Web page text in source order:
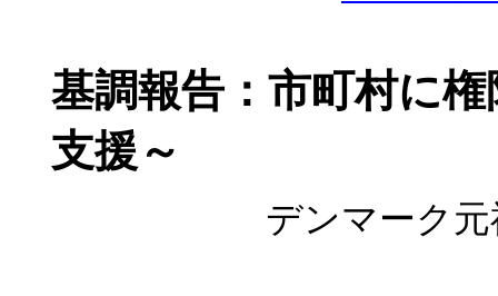
基調報告：市町村に
支援～
デンマーク